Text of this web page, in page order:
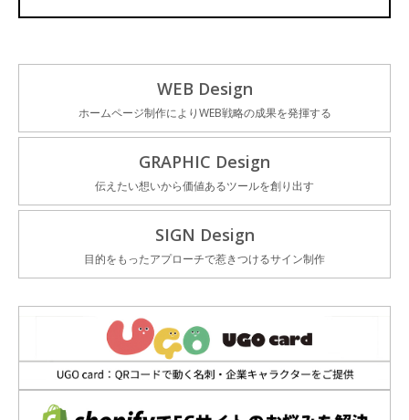
WEB Design
ホームページ制作によりWEB戦略の成果を発揮する
GRAPHIC Design
伝えたい想いから価値あるツールを創り出す
SIGN Design
目的をもったアプローチで惹きつけるサイン制作